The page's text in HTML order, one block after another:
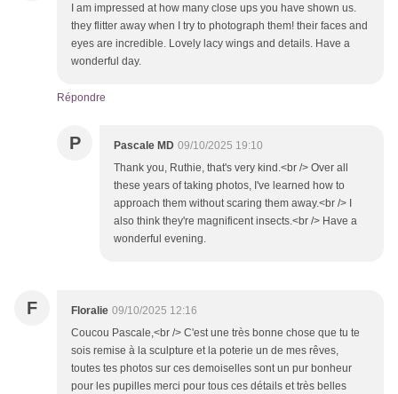
I am impressed at how many close ups you have shown us.
they flitter away when I try to photograph them! their faces and
eyes are incredible. Lovely lacy wings and details. Have a
wonderful day.
Répondre
P Pascale MD 09/10/2025 19:10
Thank you, Ruthie, that's very kind.<br /> Over all
these years of taking photos, I've learned how to
approach them without scaring them away.<br /> I
also think they're magnificent insects.<br /> Have a
wonderful evening.
F Floralie 09/10/2025 12:16
Coucou Pascale,<br /> C'est une très bonne chose que tu te
sois remise à la sculpture et la poterie un de mes rêves,
toutes tes photos sur ces demoiselles sont un pur bonheur
pour les pupilles merci pour tous ces détails et très belles